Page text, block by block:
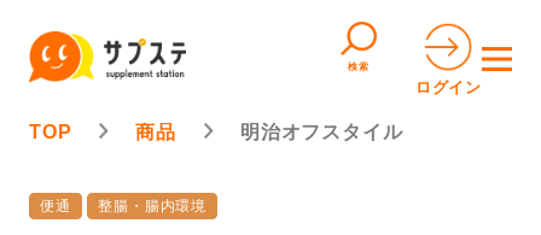
検索
ログイン
TOP 商品 明治オフスタイル
便通 整腸・腸内環境